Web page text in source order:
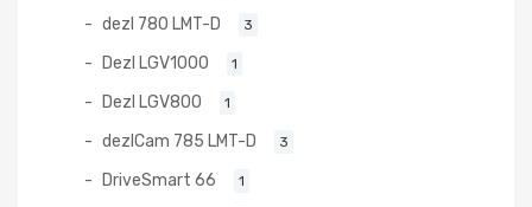
dezl 780 LMT-D 3
Dezl LGV1000 1
Dezl LGV800 1
dezlCam 785 LMT-D 3
DriveSmart 66 1